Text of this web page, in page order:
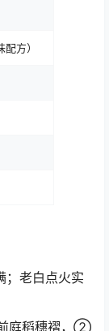
方）
；老白点火实
庭稻穗褶，②